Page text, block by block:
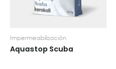
Impermeabilización
Aquastop Scuba